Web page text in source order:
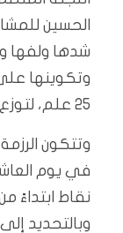
الحسين
شدها ولفها
وتكوينها
25 علم، لتوزع قبل الركضة.
في يوم
نقاط ابتداءً
وبالتحديد